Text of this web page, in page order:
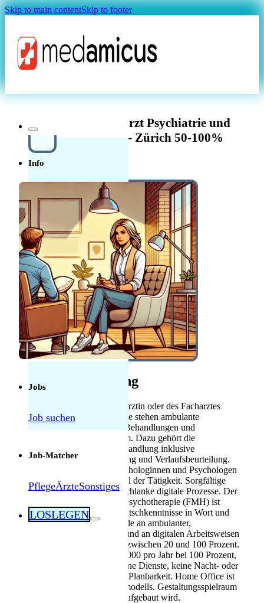
Skip to main contentSkip to footer
MAGAZIN
Magazin
Quellensteuer Lohnrechner
Herausforderungen als Pflegekraft in der
ist — und was nicht
Als Pflegekraft in die Schweiz: Leben, Kultur
und Alltag (2026)
Info
Schweiz in der Pflege
arbeiten
Ratgeber
Krankenkasse
Leitfaden
Start in der Schweiz
Anerkennung
Mebeko Anerkennung
für ÄrzteDiplom-
Anerkennung für
Fachkräfte
Jobs
Job suchen
Job-Matcher
PflegeÄrzteSonstiges
LOSLEGEN
Fachärztin/Facharzt Psychiatrie und
Psychotherapie – Zürich 50-100%
Stellenbeschreibung
Im ärztlichen Alltag der Fachärztin oder des Facharztes
Psychiatrie und Psychotherapie stehen ambulante
psychiatrische Abklärungen, Behandlungen und
Verlaufskontrollen im Zentrum. Dazu gehört die
psychopharmakologische Behandlung inklusive
strukturierter Indikationsstellung und Verlaufsbeurteilung.
Die Zusammenarbeit mit Psychologinnen und Psychologen
ist ein wesentlicher Bestandteil der Tätigkeit. Sorgfältige
Dokumentation erfolgt über schlanke digitale Prozesse. Der
Facharzttitel Psychiatrie und Psychotherapie (FMH) ist
Voraussetzung. Sehr gute Deutschkenntnisse in Wort und
Schrift werden erwartet. Freude an ambulanter,
eigenverantwortlicher Arbeit und an digitalen Arbeitsweisen
ist wichtig. Das Pensum liegt zwischen 20 und 100 Prozent.
Das Gehalt beträgt CHF 200’000 pro Jahr bei 100 Prozent,
pro rata berechnet. Es gibt keine Dienste, keine Nacht- oder
Wochenendarbeit sowie klare Planbarkeit. Home Office ist
fester Bestandteil des Arbeitsmodells. Gestaltungsspielraum
besteht, da der Standort neu aufgebaut wird.